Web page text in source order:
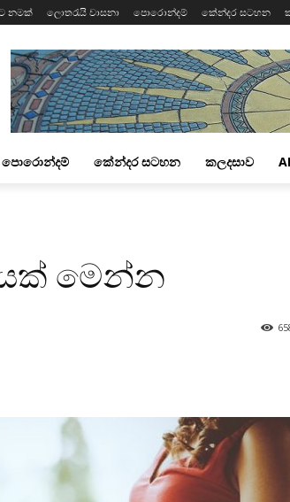
නමක් ලොතරැයි වාසනා පොරොන්දම් කේන්දර සටහන
පොරොන්දම් කේන්දර සටහන කලදසාව
මෙන්න